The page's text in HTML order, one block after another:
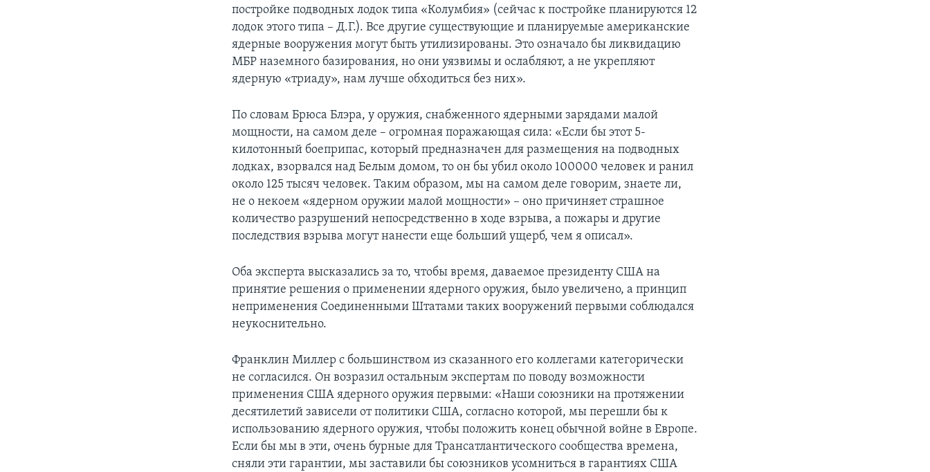
постройке подводных лодок типа «Колумбия» (сейчас к постройке планируются 12
лодок этого типа – Д.Г.). Все другие существующие и планируемые американские
ядерные вооружения могут быть утилизированы. Это означало бы ликвидацию
МБР наземного базирования, но они уязвимы и ослабляют, а не укрепляют
ядерную «триаду», нам лучше обходиться без них».
По словам Брюса Блэра, у оружия, снабженного ядерными зарядами малой
мощности, на самом деле – огромная поражающая сила: «Если бы этот 5-
килотонный боеприпас, который предназначен для размещения на подводных
лодках, взорвался над Белым домом, то он бы убил около 100000 человек и ранил
около 125 тысяч человек. Таким образом, мы на самом деле говорим, знаете ли,
не о некоем «ядерном оружии малой мощности» – оно причиняет страшное
количество разрушений непосредственно в ходе взрыва, а пожары и другие
последствия взрыва могут нанести еще больший ущерб, чем я описал».
Оба эксперта высказались за то, чтобы время, даваемое президенту США на
принятие решения о применении ядерного оружия, было увеличено, а принцип
неприменения Соединенными Штатами таких вооружений первыми соблюдался
неукоснительно.
Франклин Миллер с большинством из сказанного его коллегами категорически
не согласился. Он возразил остальным экспертам по поводу возможности
применения США ядерного оружия первыми: «Наши союзники на протяжении
десятилетий зависели от политики США, согласно которой, мы перешли бы к
использованию ядерного оружия, чтобы положить конец обычной войне в Европе.
Если бы мы в эти, очень бурные для Трансатлантического сообщества времена,
сняли эти гарантии, мы заставили бы союзников усомниться в гарантиях США